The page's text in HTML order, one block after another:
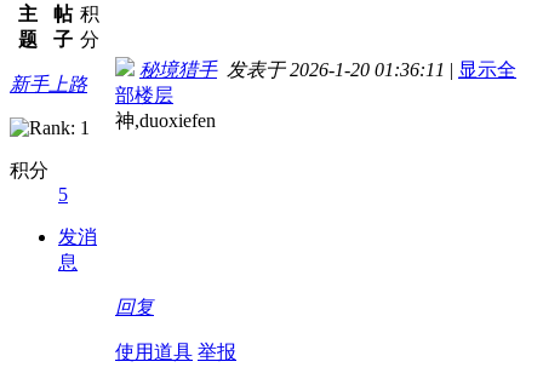
主
题
帖
子
积
分
新手上路
积分
5
发消
息
秘境猎手发表于 2026-1-20 01:36:11 | 显示全
部楼层
神,duoxiefen
回复
使用道具 举报